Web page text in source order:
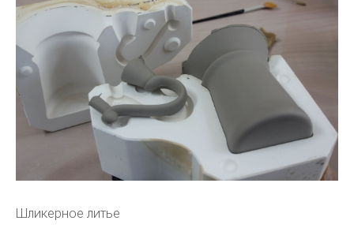
Шликерное литье